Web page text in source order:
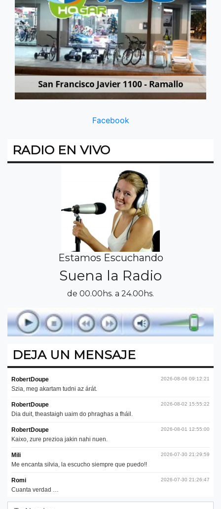
Facebook
RADIO EN VIVO
Estamos Escuchando
Suena la Radio
de 00.00hs. a 24.00hs.
DEJA UN MENSAJE